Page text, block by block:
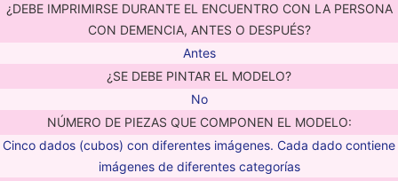
¿DEBE IMPRIMIRSE DURANTE EL ENCUENTRO CON LA PERSONA
CON DEMENCIA, ANTES O DESPUÉS?
Antes
¿SE DEBE PINTAR EL MODELO?
No
NÚMERO DE PIEZAS QUE COMPONEN EL MODELO:
Cinco dados (cubos) con diferentes imágenes. Cada dado contiene
imágenes de diferentes categorías